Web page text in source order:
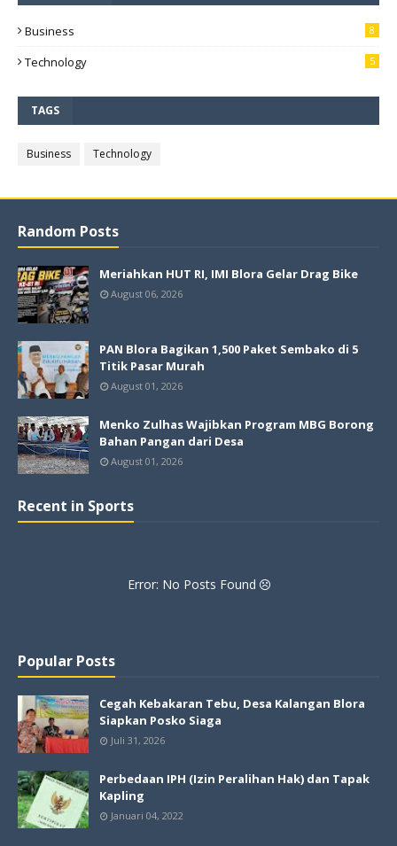
Business 8
Technology 5
TAGS
Business Technology
Random Posts
Meriahkan HUT RI, IMI Blora Gelar Drag Bike
August 06, 2026
PAN Blora Bagikan 1,500 Paket Sembako di 5
Titik Pasar Murah
August 01, 2026
Menko Zulhas Wajibkan Program MBG Borong
Bahan Pangan dari Desa
August 01, 2026
Recent in Sports
Error: No Posts Found
Popular Posts
Cegah Kebakaran Tebu, Desa Kalangan Blora
Siapkan Posko Siaga
Juli 31, 2026
Perbedaan IPH (Izin Peralihan Hak) dan Tapak
Kapling
Januari 04, 2022